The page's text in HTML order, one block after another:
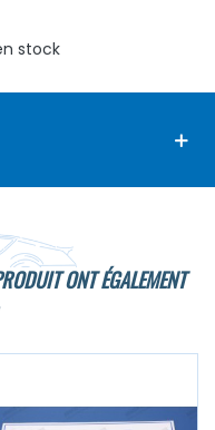
stock
ONT ÉGALEMENT